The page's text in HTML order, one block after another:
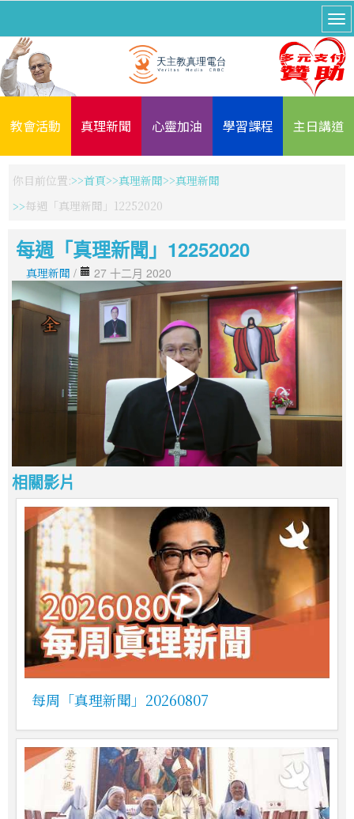
教會活動 真理新聞 心靈加油 學習課程 主日講道
你目前位置: 首頁 真理新聞
真理新聞
每週「真理新聞」12252020
每週「真理新聞」12252020
真理新聞 / 27 十二月 2020
相關影片
每周「真理新聞」20260807